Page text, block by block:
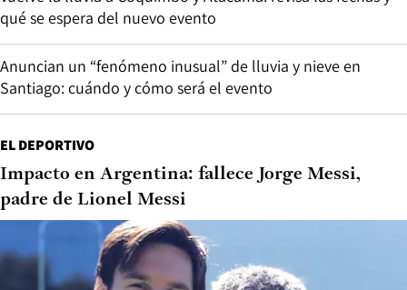
qué se espera del nuevo evento
Anuncian un “fenómeno inusual” de lluvia y nieve en
Santiago: cuándo y cómo será el evento
EL DEPORTIVO
Impacto en Argentina: fallece Jorge Messi,
padre de Lionel Messi